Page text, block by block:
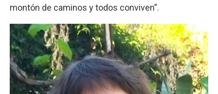
montón de caminos y todos conviven”.